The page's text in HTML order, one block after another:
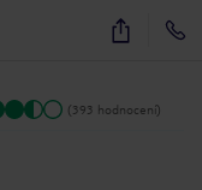
32
(393 hodnocení)